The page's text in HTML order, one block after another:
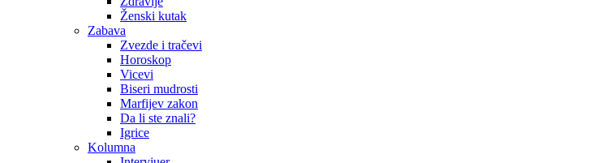
Ženski kutak
Zabava
Zvezde i tračevi
Horoskop
Vicevi
Biseri mudrosti
Marfijev zakon
Da li ste znali?
Igrice
Kolumna